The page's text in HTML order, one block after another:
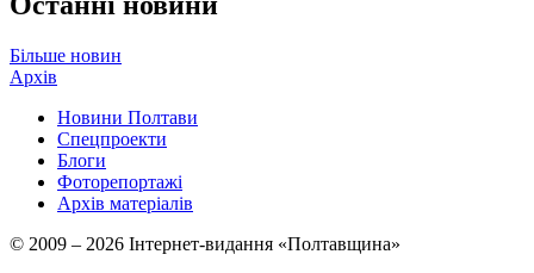
Більше новин
Архів
Новини Полтави
Спецпроекти
Блоги
Фоторепортажі
Архів матеріалів
© 2009 – 2026 Інтернет-видання «Полтавщина»